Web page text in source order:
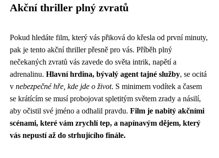
Akční thriller plný zvratů
Pokud hledáte film, který vás přiková do křesla od první minuty,
pak je tento akční thriller přesně pro vás. Příběh plný
nečekaných zvratů vás zavede do světa intrik, napětí a
adrenalinu. Hlavní hrdina, bývalý agent tajné služby, se ocitá
v nebezpečné hře, kde jde o život. S minimem vodítek a časem
se krátícím se musí probojovat spletitým světem zrady a násilí,
aby očistil své jméno a odhalil pravdu. Film je nabitý akčními
scénami, které vám zrychlí tep, a napínavým dějem, který
vás nepustí až do strhujícího finále.